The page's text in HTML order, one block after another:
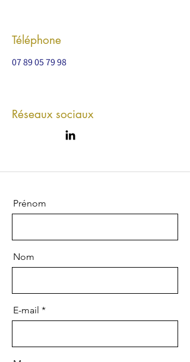
Téléphone
07 89 05 79 98
Réseaux sociaux
Prénom
Nom
E-mail